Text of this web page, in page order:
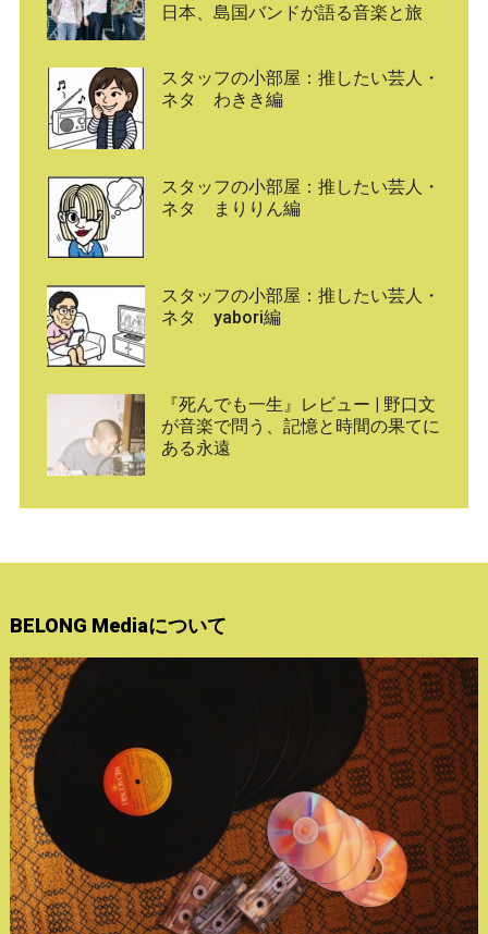
日本、島国バンドが語る音楽と旅
スタッフの小部屋：推したい芸人・
ネタ わきき編
スタッフの小部屋：推したい芸人・
ネタ まりりん編
スタッフの小部屋：推したい芸人・
ネタ yabori編
『死んでも一生』レビュー | 野口文
が音楽で問う、記憶と時間の果てに
ある永遠
BELONG Mediaについて